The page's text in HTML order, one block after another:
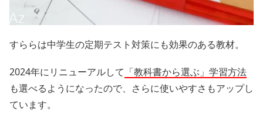
すららは中学生の定期テスト対策にも効果のある教材。
2024年にリニューアルして 「教科書から選ぶ」学習方法
も選べるようになったので、さらに使いやすさもアップし
ています。